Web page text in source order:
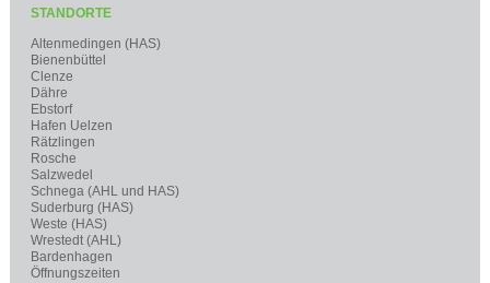
STANDORTE
Altenmedingen (HAS)
Bienenbüttel
Clenze
Dähre
Ebstorf
Hafen Uelzen
Rätzlingen
Rosche
Salzwedel
Schnega (AHL und HAS)
Suderburg (HAS)
Weste (HAS)
Wrestedt (AHL)
Bardenhagen
Öffnungszeiten